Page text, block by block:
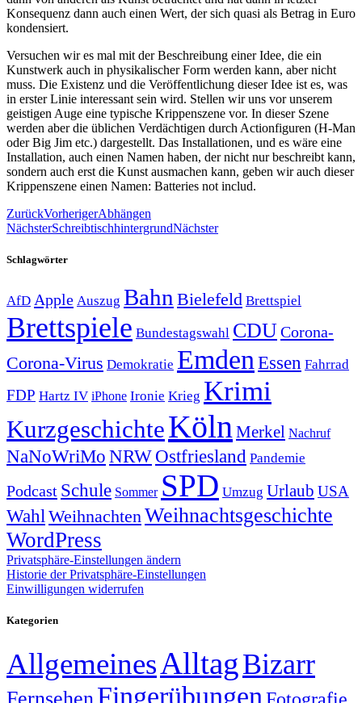
Konsequenz dann auch einen Wert, der sich quasi als Betrag in Euro
kondensiert.
Versuchen wir es mal mit der Beschreibung einer Idee, die ein
Kunstwerk auch in physikalischer Form werden kann, aber nicht
muss. Die Existenz und die Veröffentlichung dieser Idee ist es, was
in erster Linie interessant sein wird. Stellen wir uns vor unserem
geistigen Auge eine typische Krippenszene vor. In dieser Szene
werden aber die üblichen Verdächtigen durch Actionfiguren (H-Man
oder Big Jim etc.) dargestellt. Das Installationen, und es wäre eine
Installation, auch einen Namen haben, der nicht nur beschreibt kann,
sondern auch erst die Kunst ausmachen kann, geben wir auch dieser
Krippenszene einen Namen: Batteries not includ.
ZurückVorherigerAbhängen
NächsterSchreibtischhintergrundNächster
Schlagwörter
AfD Apple Auszug Bahn Bielefeld Brettspiel
Brettspiele Bundestagswahl CDUCorona-
Corona-Virus Demokratie Emden Essen Fahrrad
FDP Hartz IV iPhone Ironie Krieg Krimi
KurzgeschichteKölnMerkel Nachruf
NaNoWriMo NRWOstfriesland Pandemie
Podcast Schule Sommer SPD Umzug Urlaub USA
Wahl WeihnachtenWeihnachtsgeschichte
WordPress
Privatsphäre-Einstellungen ändern
Historie der Privatsphäre-Einstellungen
Einwilligungen widerrufen
Kategorien
AllgemeinesAlltagBizarr
Fingerübungen